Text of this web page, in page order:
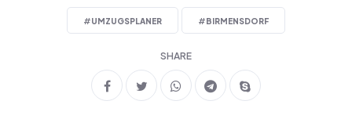
#UMZUGSPLANER #BIRMENSDORF
SHARE